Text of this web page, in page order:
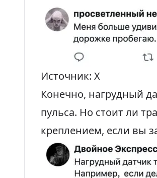
Источник: X
Конечно, нагрудный
пульса. Но стоит ли
креплением, если вы